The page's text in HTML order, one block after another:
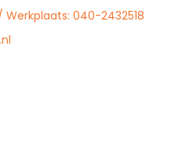
Werkplaats: 040-2432518